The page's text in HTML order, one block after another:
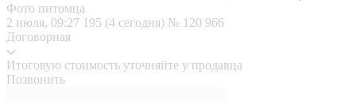
Фото питомца
2 июля, 09:27 195 (4 сегодня) № 120 966
Договорная
Итоговую стоимость уточняйте у продавца
Позвонить